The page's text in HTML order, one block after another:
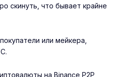
скинуть, что бывает крайне
или мейкера,